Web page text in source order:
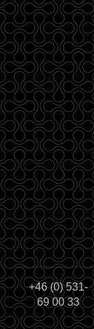
+46 (0) 531-
69 00 33